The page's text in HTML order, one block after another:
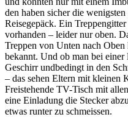
den haben sicher die
Reisegepäck. Ein
vorhanden – leider nur oben.
Treppen von Unten nach
bekannt. Und ob man bei
Geschirr undbedingt in den
– das sehen Eltern mit kleinen
Freistehende TV-Tisch mit
eine Einladung die Stecker
etwas runter zu schmeissen.